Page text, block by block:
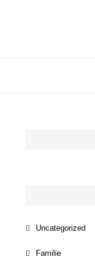
Uncategorized
Familie